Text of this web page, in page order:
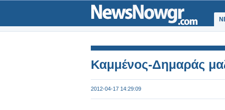
Καμμένος-Δημαράς
2012-04-17 14:29:09